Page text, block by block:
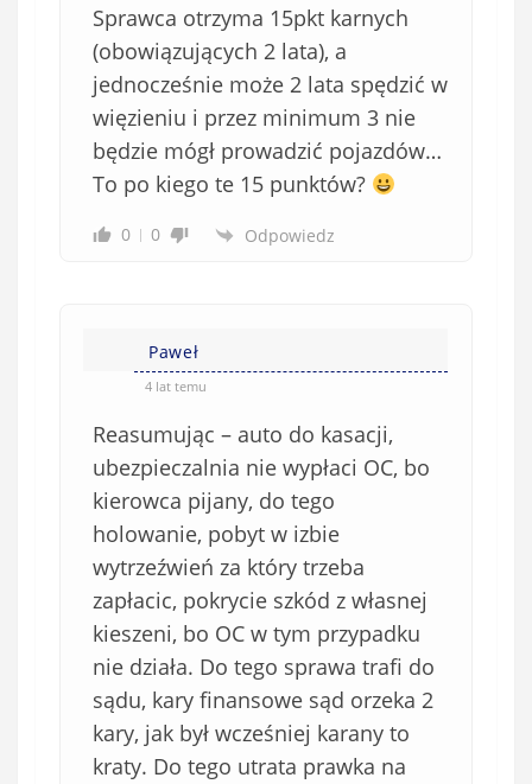
Sprawca otrzyma 15pkt karnych
(obowiązujących 2 lata), a
jednocześnie może 2 lata spędzić w
więzieniu i przez minimum 3 nie
będzie mógł prowadzić pojazdów…
To po kiego te 15 punktów?
0 0 Odpowiedz
Paweł
4 lat temu
Reasumując – auto do kasacji,
ubezpieczalnia nie wypłaci OC, bo
kierowca pijany, do tego
holowanie, pobyt w izbie
wytrzeźwień za który trzeba
zapłacic, pokrycie szkód z własnej
kieszeni, bo OC w tym przypadku
nie działa. Do tego sprawa trafi do
sądu, kary finansowe sąd orzeka 2
kary, jak był wcześniej karany to
kraty. Do tego utrata prawka na